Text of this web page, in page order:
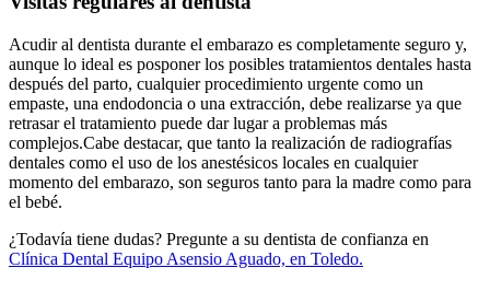
Acudir al dentista durante el embarazo es completamente seguro y,
aunque lo ideal es posponer los posibles tratamientos dentales hasta
después del parto, cualquier procedimiento urgente como un
empaste, una endodoncia o una extracción, debe realizarse ya que
retrasar el tratamiento puede dar lugar a problemas más
complejos.Cabe destacar, que tanto la realización de radiografías
dentales como el uso de los anestésicos locales en cualquier
momento del embarazo, son seguros tanto para la madre como para
el bebé.
¿Todavía tiene dudas? Pregunte a su dentista de confianza en
Clínica Dental Equipo Asensio Aguado, en Toledo.